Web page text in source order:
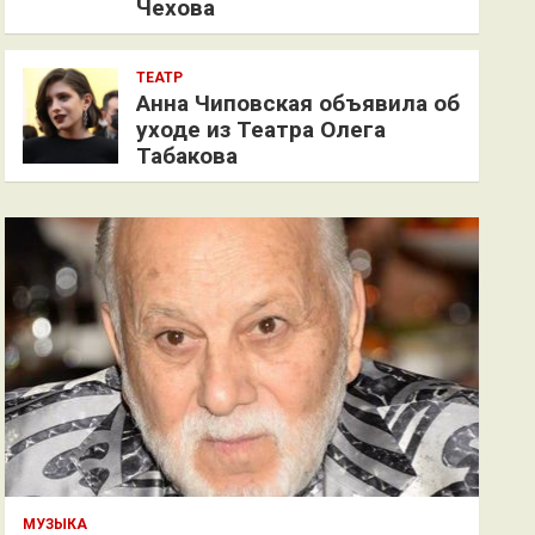
Чехова
ТЕАТР
Анна Чиповская объявила об
уходе из Театра Олега
Табакова
МУЗЫКА